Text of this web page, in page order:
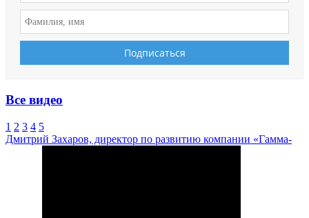
Все видео
1 2 3 4 5
Дмитрий Захаров, директор по развитию компании «Гамма-